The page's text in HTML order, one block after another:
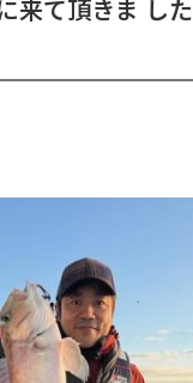
て頂きま した